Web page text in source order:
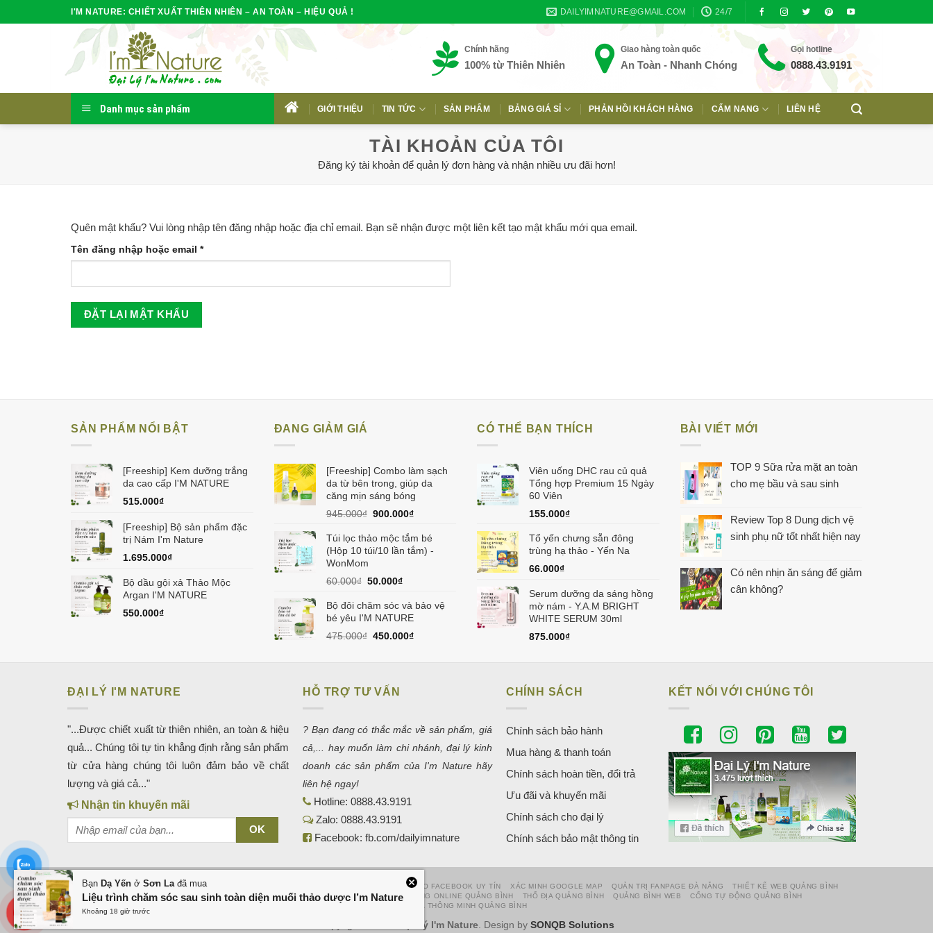
to
I'M NATURE: CHIẾT XUẤT THIÊN NHIÊN – AN TOÀN – HIỆU QUẢ ! DAILYIMNATURE@GMAIL.COM 24/7
Chính hãng
100% từ Thiên Nhiên
Giao hàng toàn quốc
An Toàn - Nhanh Chóng
Gọi hotline
0888.43.9191
Danh mục sản phẩm
HOME
GIỚI THIỆU TIN TỨC SẢN PHẨM BẢNG GIÁ SỈ PHẢN HỒI KHÁCH HÀNG CẨM NANG LIÊN HỆ
TÀI KHOẢN CỦA TÔI
Đăng ký tài khoản để quản lý đơn hàng và nhận nhiều ưu đãi hơn!
Quên mật khẩu? Vui lòng nhập tên đăng nhập hoặc địa chỉ email. Bạn sẽ nhận được một liên kết tạo mật khẩu mới qua email.
Tên đăng nhập hoặc email *Bắt
buộc
ĐẶT LẠI MẬT KHẨU
SẢN PHẨM NỔI BẬT
[Freeship] Kem dưỡng trắng
da cao cấp I'M NATURE
515.000₫
[Freeship] Bộ sản phẩm đặc
trị Nám I'm Nature
1.695.000₫
Bộ dầu gội xả Thảo Mộc
Argan I'M NATURE
550.000₫
ĐANG GIẢM GIÁ
[Freeship] Combo làm sạch
da từ bên trong, giúp da
căng mịn sáng bóng
945.000₫ Giá
là:
945.000₫.
900.000₫Giá
tại
là:
Túi lọc thảo mộc tắm bé
(Hộp 10 túi/10 lần tắm) -
WonMom
60.000₫ Giá
là:
60.000₫.
50.000₫Giá
tại
là:
50.000₫.
Bộ đôi chăm sóc và bảo vệ
bé yêu I'M NATURE
475.000₫ Giá
450.000₫Giá
CÓ THỂ BẠN THÍCH
Viên uống DHC rau củ quả
Tổng hợp Premium 15 Ngày
60 Viên
155.000₫
Tổ yến chưng sẵn đông
trùng hạ thảo - Yến Na
66.000₫
Serum dưỡng da sáng hồng
mờ nám - Y.A.M BRIGHT
WHITE SERUM 30ml
875.000₫
BÀI VIẾT MỚI
TOP 9 Sữa rửa mặt an toàn
cho mẹ bầu và sau sinh
Review Top 8 Dung dịch vệ
sinh phụ nữ tốt nhất hiện nay
Có nên nhịn ăn sáng để giảm
cân không?
ĐẠI LÝ I'M NATURE
"...Được chiết xuất từ thiên nhiên, an toàn & hiệu
quả... Chúng tôi tự tin khẳng định rằng sản phẩm
từ cửa hàng chúng tôi luôn đảm bảo về chất
lượng và giá cả..."
Nhận tin khuyến mãi
HỖ TRỢ TƯ VẤN
? Bạn đang có thắc mắc về sản phẩm, giá
cả,... hay muốn làm chi nhánh, đại lý kinh
doanh các sản phẩm của I'm Nature hãy
liên hệ ngay!
Hotline:0888.43.9191
Zalo:0888.43.9191
Facebook:fb.com/dailyimnature
CHÍNH SÁCH
Chính sách bảo hành
Mua hàng & thanh toán
Chính sách hoàn tiền, đổi trả
Ưu đãi và khuyến mãi
Chính sách cho đại lý
Chính sách bảo mật thông tin
KẾT NỐI VỚI CHÚNG TÔI
KHO GIAO DIỆN WEB QUẢNG CÁO GOOGLE QUẢNG CÁO FACEBOOK UY TÍN XÁC MINH GOOGLE MAP QUẢN TRỊ FANPAGE ĐÀ NẴNG
THIẾT KẾ WEB QUẢNG BÌNH
QUẢN TRỊ FANPAGE QUẢNG BÌNH
THIẾT KẾ WEB TẠI ĐỒNG HỚI MARKETING ONLINE QUẢNG BÌNH THỔ ĐỊA QUẢNG BÌNH QUẢNG BÌNH WEB
CỔNG TỰ ĐỘNG QUẢNG BÌNH
NHÀ THÔNG MINH QUẢNG BÌNH
Đại Lý I'm Nature . Design by SONQB Solutions
Bạn Dạ Yến ở Sơn La đã mua
Liệu trình chăm sóc sau sinh toàn diện muối thảo dược I’m Nature
Khoảng 18 giờ trước